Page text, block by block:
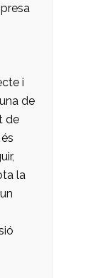
i
de
de
la